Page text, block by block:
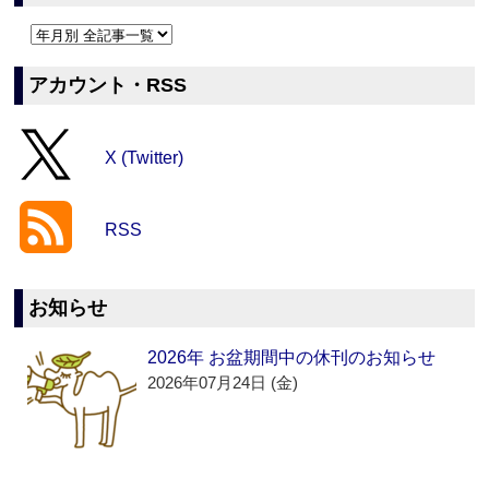
アカウント・RSS
X (Twitter)
RSS
お知らせ
2026年 お盆期間中の休刊のお知らせ
2026年07月24日 (金)